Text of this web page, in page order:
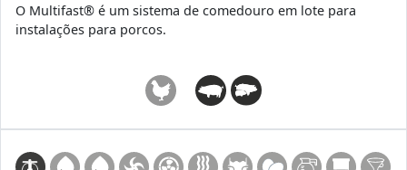
O Multifast® é um sistema de comedouro em lote para
instalações para porcos.